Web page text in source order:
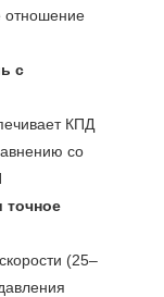
отношение
с
КПД
со
точное
(25–